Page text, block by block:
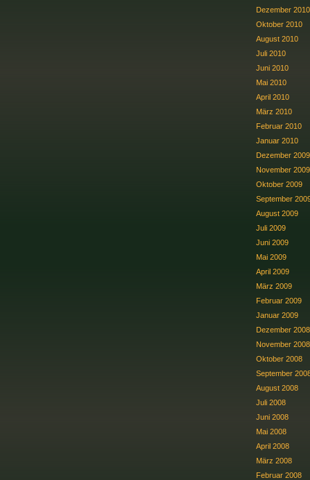
Dezember 2010
Oktober 2010
August 2010
Juli 2010
Juni 2010
Mai 2010
April 2010
März 2010
Februar 2010
Januar 2010
Dezember 2009
November 2009
Oktober 2009
September
August 2009
Juli 2009
Juni 2009
Mai 2009
April 2009
März 2009
Februar 2009
Januar 2009
Dezember 2008
November 2008
Oktober 2008
September
August 2008
Juli 2008
Juni 2008
Mai 2008
April 2008
März 2008
Februar 2008